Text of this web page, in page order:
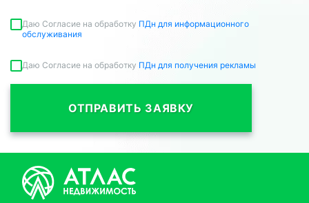
Даю Согласие на обработку ПДн для информационного
обслуживания
Даю Согласие на обработку ПДн для получения рекламы
ОТПРАВИТЬ ЗАЯВКУ